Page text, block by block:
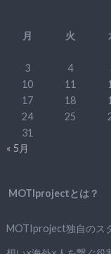
月
火
3
4
10
11
17
18
24
25
31
« 5月
MOTIprojectとは？
MOTIproject独自のス